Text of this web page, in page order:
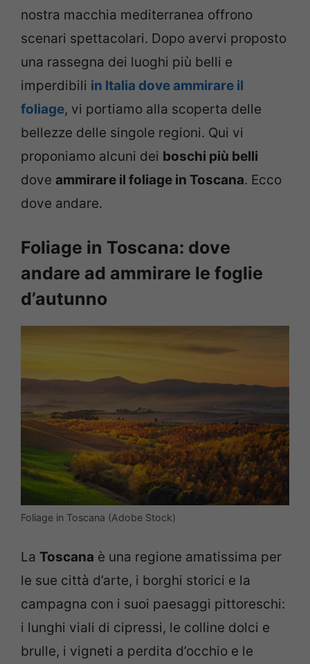
nostra macchia mediterranea offrono
scenari spettacolari. Dopo avervi proposto
una rassegna dei luoghi più belli e
imperdibili in Italia dove ammirare il
foliage, vi portiamo alla scoperta delle
bellezze delle singole regioni. Qui vi
proponiamo alcuni dei boschi più belli
dove ammirare il foliage in Toscana. Ecco
dove andare.
Foliage in Toscana: dove
andare ad ammirare le foglie
d’autunno
Foliage in Toscana (Adobe Stock)
La Toscana è una regione amatissima per
le sue città d’arte, i borghi storici e la
campagna con i suoi paesaggi pittoreschi:
i lunghi viali di cipressi, le colline dolci e
brulle, i vigneti a perdita d’occhio e le